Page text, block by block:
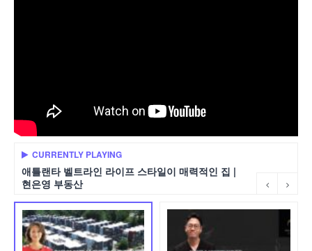
CURRENTLY PLAYING
애틀랜타 벨트라인 라이프 스타일이 매력적인 집 |
현은영 부동산